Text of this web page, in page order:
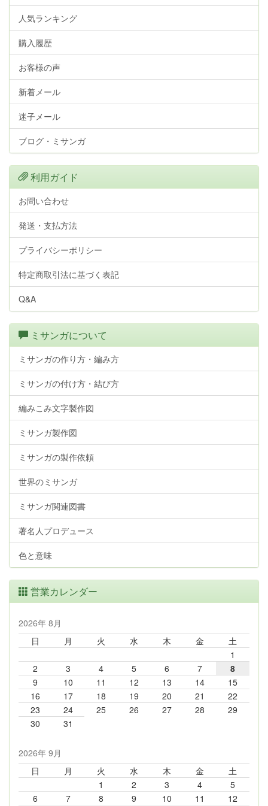
人気ランキング
購入履歴
お客様の声
新着メール
迷子メール
ブログ・ミサンガ
利用ガイド
お問い合わせ
発送・支払方法
プライバシーポリシー
特定商取引法に基づく表記
Q&A
ミサンガについて
ミサンガの作り方・編み方
ミサンガの付け方・結び方
編みこみ文字製作図
ミサンガ製作図
ミサンガの製作依頼
世界のミサンガ
ミサンガ関連図書
著名人プロデュース
色と意味
営業カレンダー
2026年 8月
日
月 火 水 木 金
土
1
2
3 4 5 6 7
8
9
10 11 12 13 14
15
16
17 18 19 20 21
22
23
24 25 26 27 28
29
30
31
2026年 9月
日
月 火 水 木 金
土
1
2 3 4
5
6
7 8 9 10 11 12